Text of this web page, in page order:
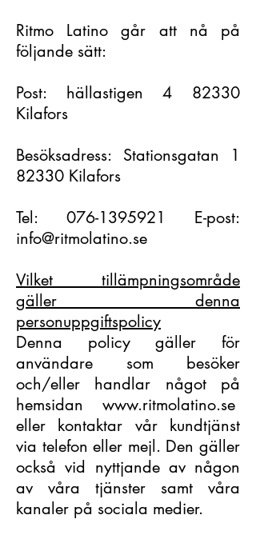
Ritmo Latino går att nå på
följande sätt:
Post: hällastigen 4 82330
Kilafors
Besöksadress: Stationsgatan 1
82330 Kilafors
Tel: 076-1395921 E-post:
info@ritmolatino.se
Vilket tillämpningsområde
gäller denna
personuppgiftspolicy
Denna policy gäller för
användare som besöker
och/eller handlar något på
hemsidan www.ritmolatino.se
eller kontaktar vår kundtjänst
via telefon eller mejl. Den gäller
också vid nyttjande av någon
av våra tjänster samt våra
kanaler på sociala medier.